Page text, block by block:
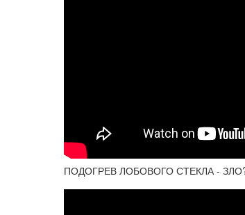
ПОДОГРЕВ ЛОБОВОГО СТЕКЛА -